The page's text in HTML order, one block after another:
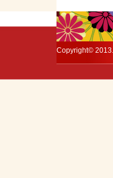
Copyright©